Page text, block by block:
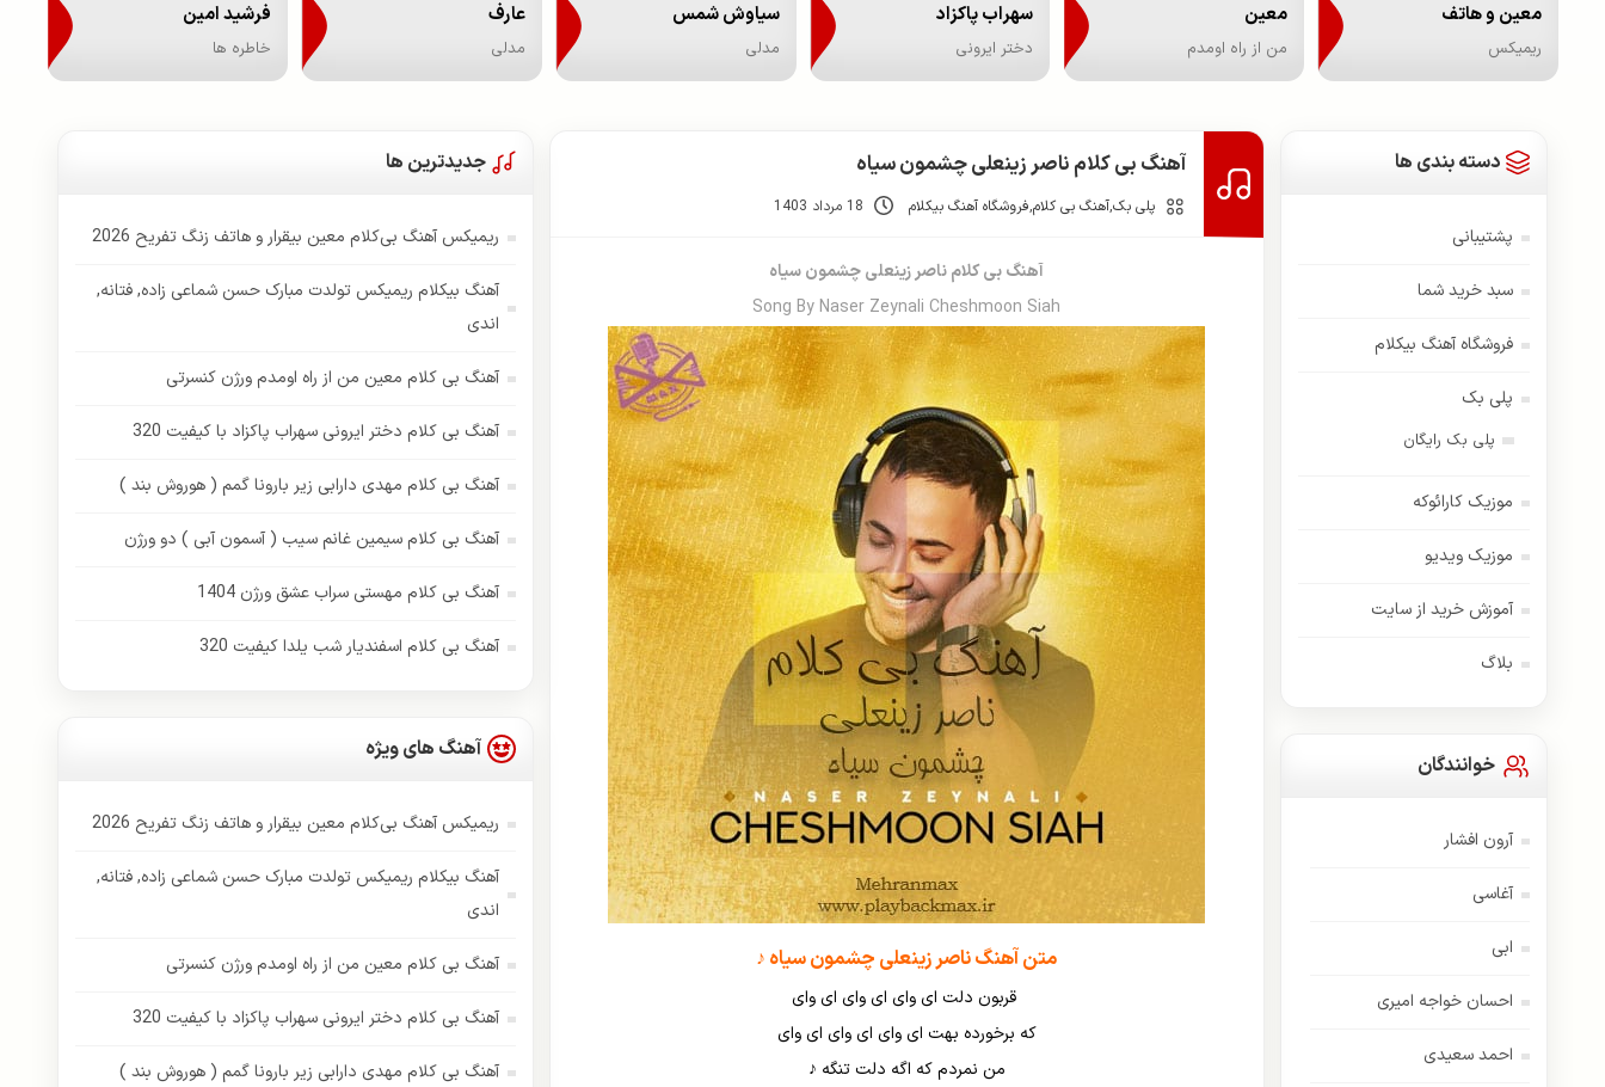
معین و هاتف
ریمیکس
معین
من از راه اومدم
سهراب پاکزاد
دختر ایرونی
سیاوش شمس
مدلی
عارف
مدلی
فرشید امین
خاطره ها
آهنگ بی کلام ناصر زینعلی چشمون سیاه
پلی بک,آهنگ بی کلام,فروشگاه آهنگ بیکلام 18 مرداد 1403
آهنگ بی کلام ناصر زینعلی چشمون سیاه
Song By Naser Zeynali Cheshmoon Siah
متن آهنگ ناصر زینعلی چشمون سیاه ♪
قربون دلت ای وای ای وای ای وای
که برخورده بهت ای وای ای وای ای وای
من نمردم که اگه دلت تنگه ♪
دسته بندی ها
پشتیبانی
سبد خرید شما
فروشگاه آهنگ بیکلام
پلی بک
پلی بک رایگان
موزیک کارائوکه
موزیک ویدیو
آموزش خرید از سایت
بلاگ
خوانندگان
آرون افشار
آغاسی
ابی
احسان خواجه امیری
احمد سعیدی
جدیدترین ها
ریمیکس آهنگ بی‌کلام معین بیقرار و هاتف زنگ تفریح 2026
آهنگ بیکلام ریمیکس تولدت مبارک حسن شماعی زاده, فتانه,
اندی
آهنگ بی کلام معین من از راه اومدم ورژن کنسرتی
آهنگ بی کلام دختر ایرونی سهراب پاکزاد با کیفیت 320
آهنگ بی کلام مهدی دارابی زیر بارونا گمم ( هوروش بند )
آهنگ بی کلام سیمین غانم سیب ( آسمون آبی ) دو ورژن
آهنگ بی کلام مهستی سراب عشق ورژن 1404
آهنگ بی کلام اسفندیار شب یلدا کیفیت 320
آهنگ های ویژه
ریمیکس آهنگ بی‌کلام معین بیقرار و هاتف زنگ تفریح 2026
آهنگ بیکلام ریمیکس تولدت مبارک حسن شماعی زاده, فتانه,
اندی
آهنگ بی کلام معین من از راه اومدم ورژن کنسرتی
آهنگ بی کلام دختر ایرونی سهراب پاکزاد با کیفیت 320
آهنگ بی کلام مهدی دارابی زیر بارونا گمم ( هوروش بند )